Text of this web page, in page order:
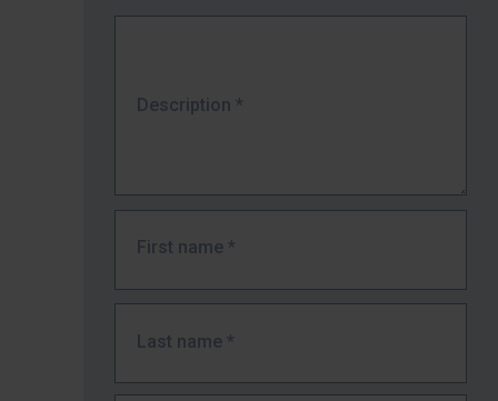
Description *
First name *
Last name *